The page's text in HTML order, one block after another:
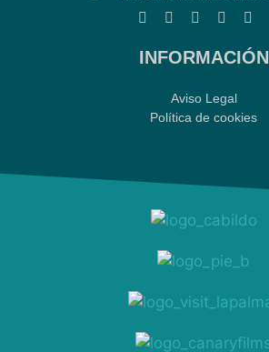
INFORMACIÓN
Aviso Legal
Política de cookies